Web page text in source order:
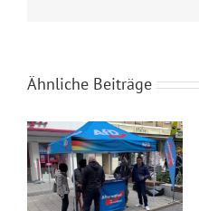
Ähnliche Beiträge